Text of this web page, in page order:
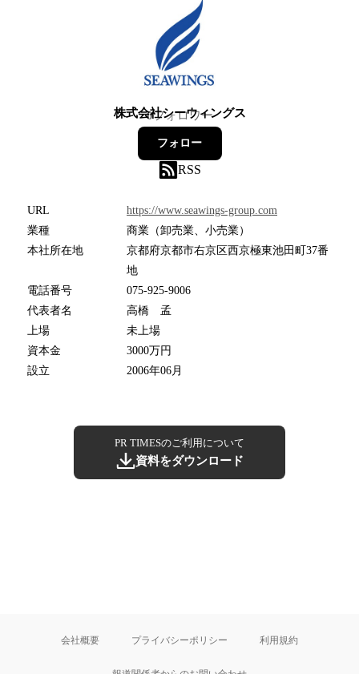
株式会社シーウィングス
0フォロワー
フォロー
RSS
URL
https://www.seawings-group.com
業種
商業（卸売業、小売業）
本社所在地
京都府京都市右京区西京極東池田町37番
地
電話番号
075-925-9006
代表者名
高橋 孟
上場
未上場
資本金
3000万円
設立
2006年06月
PR TIMESのご利用について
資料をダウンロード
会社概要 プライバシーポリシー 利用規約